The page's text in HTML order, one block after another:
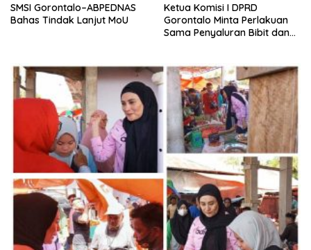
SMSI Gorontalo–ABPEDNAS
Bahas Tindak Lanjut MoU
Ketua Komisi I DPRD
Gorontalo Minta Perlakuan
Sama Penyaluran Bibit dan